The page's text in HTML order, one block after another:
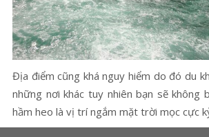
Địa điểm cũng khá nguy hiểm do đó du
những nơi khác tuy nhiên bạn sẽ không
hầm heo là vị trí ngắm mặt trời mọc cực